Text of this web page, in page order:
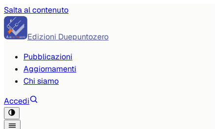
Salta al contenuto
Edizioni Duepuntozero
Pubblicazioni
Aggiornamenti
Chi siamo
Accedi